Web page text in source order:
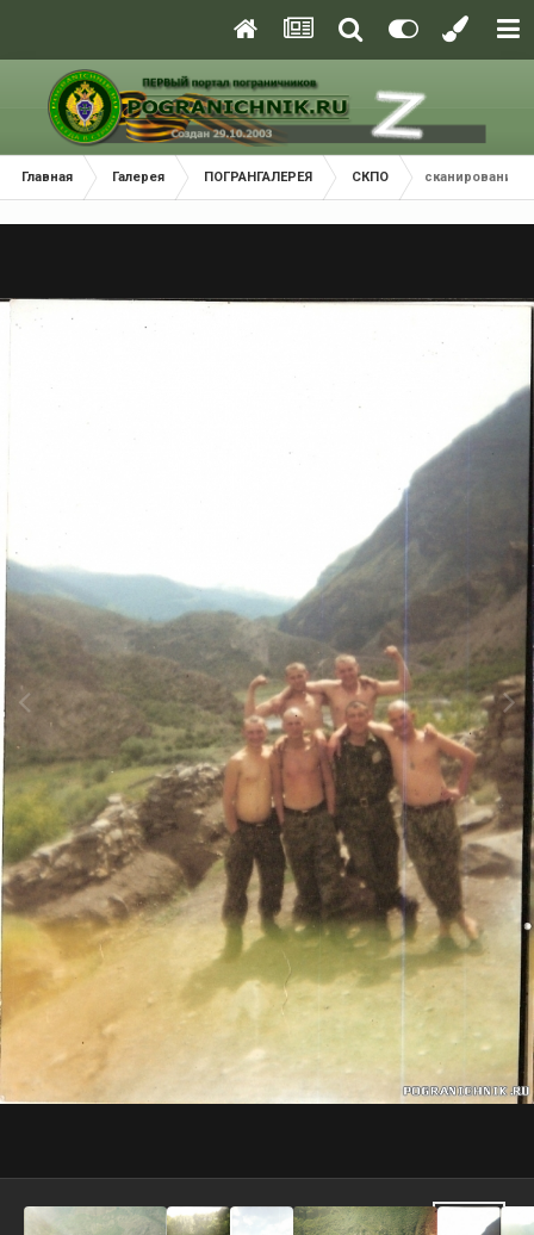
Главная Галерея ПОГРАНГАЛЕРЕЯ СКПО